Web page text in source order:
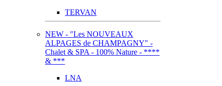
TERVAN
NEW - "Les NOUVEAUX
ALPAGES de CHAMPAGNY" -
Chalet & SPA - 100% Nature - ****
& ***
LNA